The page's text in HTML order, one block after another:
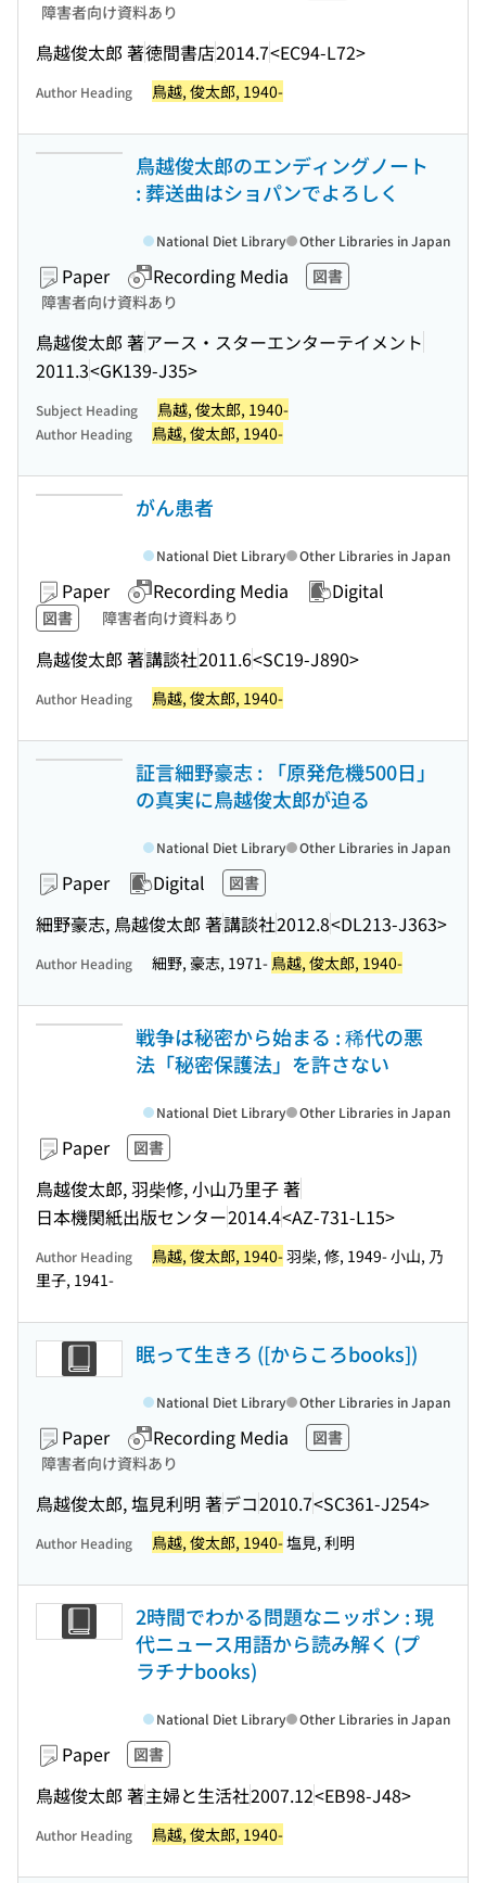
障害者向け資料あり
鳥越俊太郎 著徳間書店2014.7<EC94-L72>
Author Heading 鳥越, 俊太郎, 1940-
鳥越俊太郎のエンディングノート
: 葬送曲はショパンでよろしく
Paper Recording Media
図書
障害者向け資料あり
鳥越俊太郎 著アース・スターエンターテイメント
2011.3<GK139-J35>
National Diet Library Other Libraries in Japan
Subject Heading 鳥越, 俊太郎, 1940-
Author Heading 鳥越, 俊太郎, 1940-
がん患者
Paper Recording Media Digital
図書 障害者向け資料あり
鳥越俊太郎 著講談社2011.6<SC19-J890>
National Diet Library Other Libraries in Japan
Author Heading 鳥越, 俊太郎, 1940-
証言細野豪志 : 「原発危機500日」
の真実に鳥越俊太郎が迫る
Paper Digital 図書
細野豪志, 鳥越俊太郎 著講談社2012.8<DL213-J363>
National Diet Library Other Libraries in Japan
Author Heading 細野, 豪志, 1971- 鳥越, 俊太郎, 1940-
戦争は秘密から始まる : 稀代の悪
法「秘密保護法」を許さない
Paper 図書
鳥越俊太郎, 羽柴修, 小山乃里子 著
日本機関紙出版センター2014.4<AZ-731-L15>
National Diet Library Other Libraries in Japan
Author Heading 鳥越, 俊太郎, 1940-羽柴, 修, 1949- 小山, 乃
里子, 1941-
眠って生きろ ([からころbooks])
Paper Recording Media
図書
障害者向け資料あり
鳥越俊太郎, 塩見利明 著デコ2010.7<SC361-J254>
National Diet Library Other Libraries in Japan
Author Heading 鳥越, 俊太郎, 1940-塩見, 利明
2時間でわかる問題なニッポン : 現
代ニュース用語から読み解く (プ
ラチナbooks)
Paper 図書
鳥越俊太郎 著主婦と生活社2007.12<EB98-J48>
National Diet Library Other Libraries in Japan
Author Heading 鳥越, 俊太郎, 1940-